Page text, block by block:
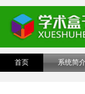
首页 系统简